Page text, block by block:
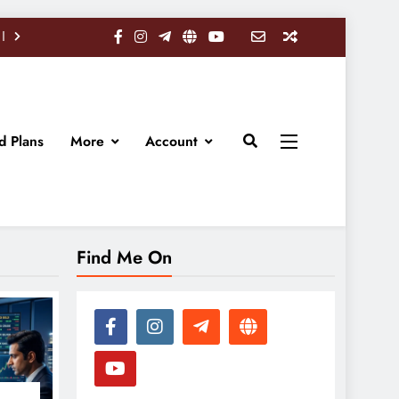
Plans More Account
Find Me On